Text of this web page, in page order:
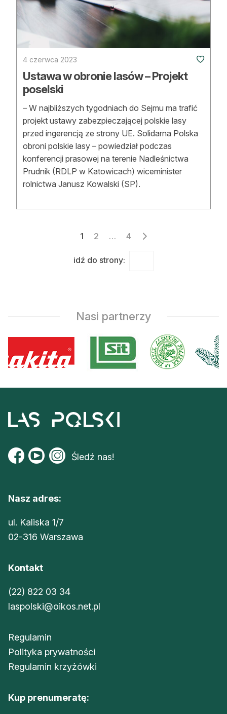
4 czerwca 2023
Ustawa w obronie lasów – Projekt
poselski
– W najbliższych tygodniach do Sejmu ma tra­fić
projekt ustawy zabezpieczającej polskie lasy
przed ingerencją ze strony UE. Solidarna Pol­ska
obroni polskie lasy – powiedział podczas
konferencji prasowej na terenie Nadleśnictwa
Prudnik (RDLP w Katowicach) wiceminister
rolnictwa Janusz Kowalski (SP).
Stronicowanie
1 2 … 4
idź do strony:
Nasi partnerzy
Śledź nas!
Nasz adres:
ul. Kaliska 1/7
02-316 Warszawa
Kontakt
(22) 822 03 34
laspolski@oikos.net.pl
Regulamin
Polityka prywatności
Regulamin krzyżówki
Kup prenumeratę: